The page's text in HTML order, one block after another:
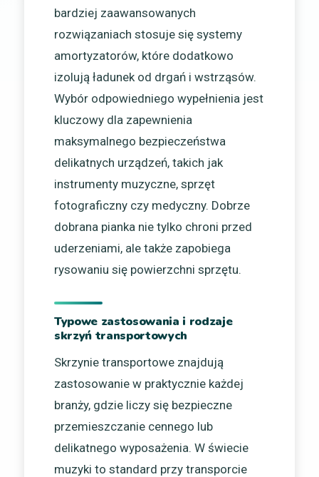
bardziej zaawansowanych
rozwiązaniach stosuje się systemy
amortyzatorów, które dodatkowo
izolują ładunek od drgań i wstrząsów.
Wybór odpowiedniego wypełnienia jest
kluczowy dla zapewnienia
maksymalnego bezpieczeństwa
delikatnych urządzeń, takich jak
instrumenty muzyczne, sprzęt
fotograficzny czy medyczny. Dobrze
dobrana pianka nie tylko chroni przed
uderzeniami, ale także zapobiega
rysowaniu się powierzchni sprzętu.
Typowe zastosowania i rodzaje
skrzyń transportowych
Skrzynie transportowe znajdują
zastosowanie w praktycznie każdej
branży, gdzie liczy się bezpieczne
przemieszczanie cennego lub
delikatnego wyposażenia. W świecie
muzyki to standard przy transporcie